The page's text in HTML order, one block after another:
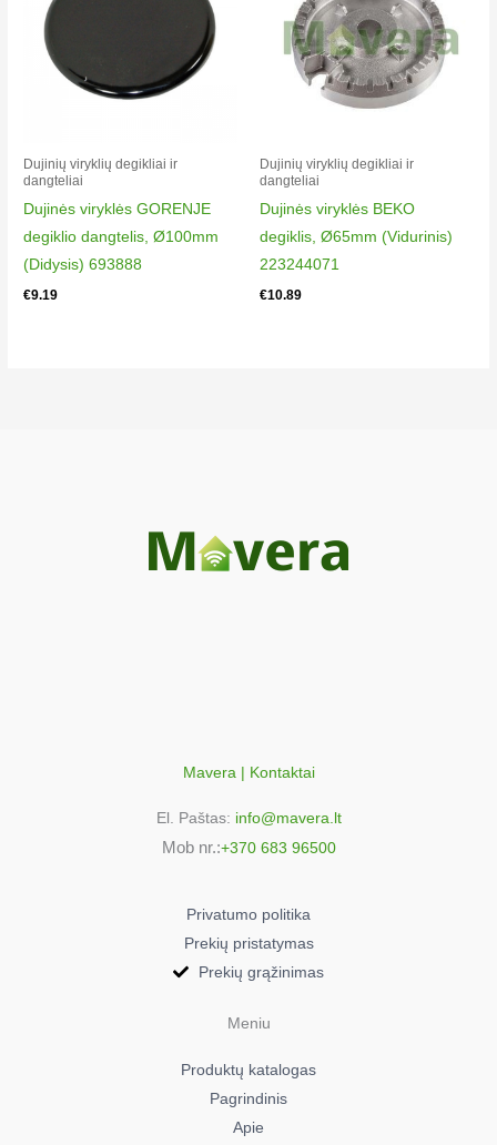
Dujinių viryklių degikliai ir
dangteliai​
Dujinės viryklės GORENJE
degiklio dangtelis, Ø100mm
(Didysis) 693888
€9.19
Dujinių viryklių degikliai ir
dangteliai​
Dujinės viryklės BEKO
degiklis, Ø65mm (Vidurinis)
223244071
€10.89
Mavera | Kontaktai
El. Paštas: info@mavera.lt
Mob nr.:+370 683 96500
Privatumo politika
Prekių pristatymas
Prekių grąžinimas
Meniu
Produktų katalogas
Pagrindinis
Apie